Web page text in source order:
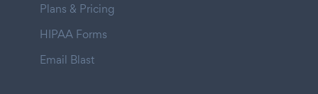
Plans & Pricing
HIPAA Forms
Email Blast